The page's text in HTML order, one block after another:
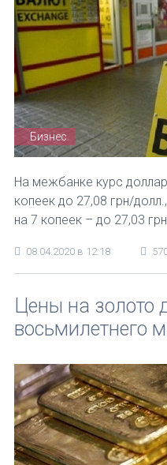
Бизнес
На межбанке курс
копеек до 27,08 грн/
на 7 копеек – до 27,03
08.04.2020 в 12:18
Цены на золото
восьмилетнего